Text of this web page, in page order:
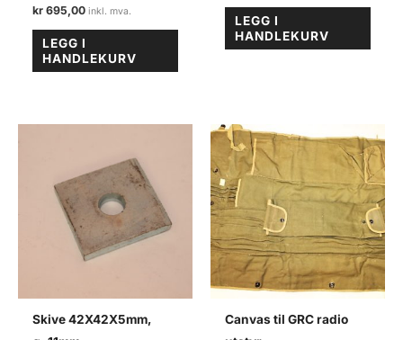
kr 695,00
LEGG I
HANDLEKURV
LEGG I
HANDLEKURV
Skive 42X42X5mm,
Canvas til GRC radio